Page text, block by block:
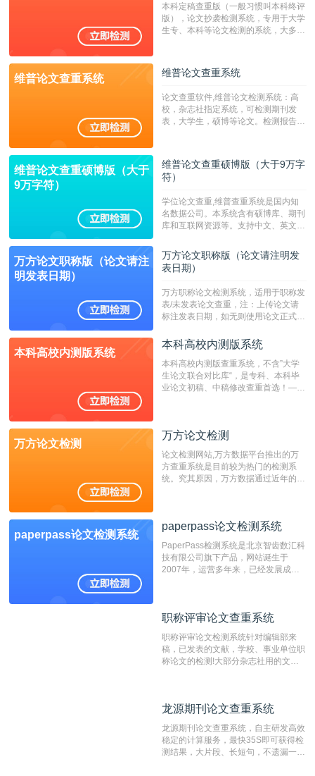
字符数30万）
本科定稿查重版（一般习惯叫本科终评
版），论文抄袭检测系统，专用于大学
生专、本科等论文检测的系统，大多数
维普论文查重系统 维普论文查重系统
论文查重软件,维普论文检测系统：高
校，杂志社指定系统，可检测期刊发
表，大学生，硕博等论文。检测报告支
维普论文查重硕博版（大于
9万字符）
维普论文查重硕博版（大于9万字
符）
学位论文查重,维普查重系统是国内知
名数据公司。本系统含有硕博库、期刊
库和互联网资源等。支持中文、英文、
定院校！！！
万方论文职称版（论文请注
明发表日期）
万方论文职称版（论文请注明发
表日期）
万方职称论文检测系统，适用于职称发
表/未发表论文查重，注：上传论文请
标注发表日期，如无则使用论文正式发
成时间作为发表日期。
本科高校内测版系统
本科高校内测版系统
本科高校内测版查重系统，不含”大学
生论文联合对比库“，是专科、本科毕
业论文初稿、中稿修改查重首选！——
万方论文检测
万方论文检测
论文检测网站,万方数据平台推出的万
方查重系统是目前较为热门的检测系
统。究其原因，万方数据通过近年的发
非。其次，相对于知网而言，万方检测
重的推荐系统。
paperpass论文检测系统
paperpass论文检测系统
PaperPass检测系统是北京智齿数汇科
技有限公司旗下产品，网站诞生于
2007年，运营多年来，已经发展成为
检测速度快、精度高，市场反映良好。
职称评审论文查重系统
职称评审论文检测系统针对编辑部来
稿，已发表的文献，学校、事业单位职
称论文的检测!大部分杂志社用的文献
编辑部检测来稿和已发表的文献,检测
测时注意填写第一作者,才能排除已发
表文献复制比。（限制字符数1万）
龙源期刊论文查重系统
龙源期刊论文查重系统，自主研发高效
稳定的计算服务，最快35S即可获得检
测结果，大片段、长短句，不遗漏一处